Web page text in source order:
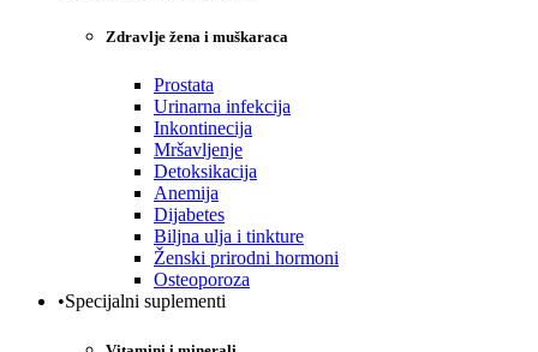
Zdravlje žena i muškaraca
Prostata
Urinarna infekcija
Inkontinecija
Mršavljenje
Detoksikacija
Anemija
Dijabetes
Biljna ulja i tinkture
Ženski prirodni hormoni
Osteoporoza
•Specijalni suplementi